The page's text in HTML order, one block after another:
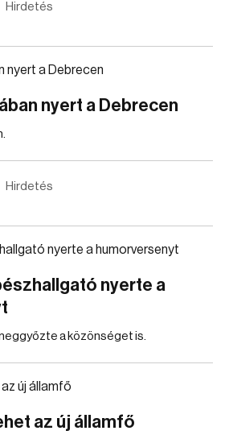
Hirdetés
nyert a Debrecen
Hirdetés
nyerte a
a közönséget is.
az új államfő